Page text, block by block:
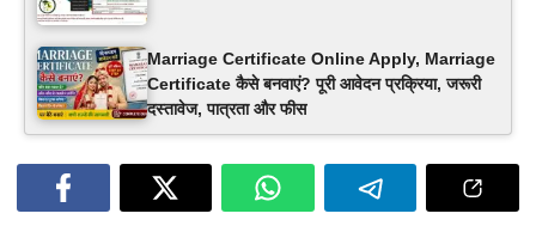
Marriage Certificate Online Apply, Marriage
Certificate कैसे बनवाएं? पूरी आवेदन प्रक्रिया, जरूरी
दस्तावेज, पात्रता और फीस